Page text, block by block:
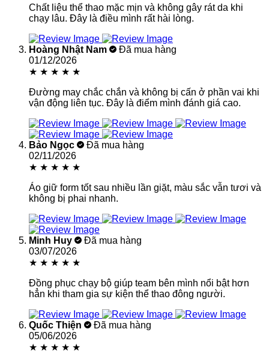
Chất liệu thể thao mặc mịn và không gây rát da khi
chạy lâu. Đây là điều mình rất hài lòng.
Hoàng Nhật Nam
Đã mua hàng
01/12/2026
★ ★ ★ ★ ★
Đường may chắc chắn và không bị cấn ở phần vai khi
vận động liên tục. Đây là điểm mình đánh giá cao.
Bảo Ngọc
Đã mua hàng
02/11/2026
★ ★ ★ ★ ★
Áo giữ form tốt sau nhiều lần giặt, màu sắc vẫn tươi và
không bị phai nhanh.
Minh Huy
Đã mua hàng
03/07/2026
★ ★ ★ ★ ★
Đồng phục chạy bộ giúp team bên mình nổi bật hơn
hẳn khi tham gia sự kiện thể thao đông người.
Quốc Thiện
Đã mua hàng
05/06/2026
★ ★ ★ ★ ★